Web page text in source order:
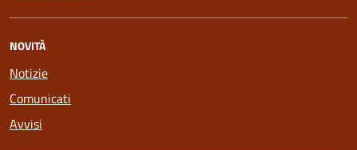
NOVITÀ
Notizie
Comunicati
Avvisi